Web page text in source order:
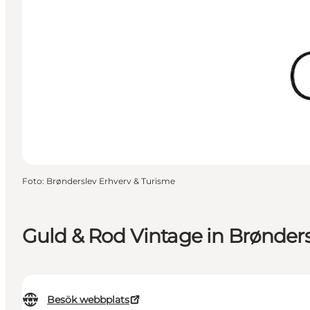
Guld & Rod Vintage in
Besök webbplats
Foto: Brønderslev Erhverv & Turisme